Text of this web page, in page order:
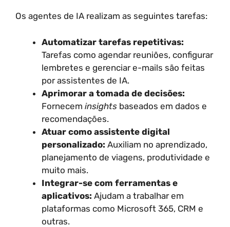
Os agentes de IA realizam as seguintes tarefas:
Automatizar tarefas repetitivas:
Tarefas como agendar reuniões, configurar
lembretes e gerenciar e-mails são feitas
por assistentes de IA.
Aprimorar a tomada de decisões:
Fornecem insights baseados em dados e
recomendações.
Atuar como assistente digital
personalizado: Auxiliam no aprendizado,
planejamento de viagens, produtividade e
muito mais.
Integrar-se com ferramentas e
aplicativos: Ajudam a trabalhar em
plataformas como Microsoft 365, CRM e
outras.